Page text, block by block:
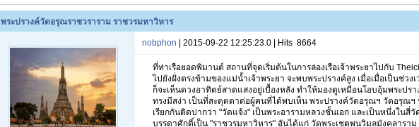
พระปรางค์วัดอรุณราชวราราม ราชวรมหาวิหาร
nobphon | 2015-09-22 12:25:23.0 | Hits 8664
ที่ท่าเรือยอดพิมานต์ สถานที่จุดเริ่มต้นในการล่องเรือเจ้าพระยาไปกับ
ไปยังฝั่งตรงข้ามของแม่น้ำเจ้าพระยา จะพบพระปรางค์สูง เมื่อเมื่อเป็นช่วง
ก็จะเห็นดวงอาทิตย์สาดแสงอยู่เบื้องหลัง ทำให้มองดูเหมือนโอบอุ้มพระปรา
ทรงมีสง่า เป็นที่สะดุดตาต่อผู้คนที่ได้พบเห็น พระปรางค์วัดอรุณฯ วัดอรุณฯ
เรียกกันติดปากว่า "วัดแจ้ง" เป็นพระอารามหลวงชั้นเอก และเป็นหนึ่งในสี่วั
บรรดาศักดิ์เป็น "ราชวรมหาวิหาร" อันได้แก่ วัดพระเชตุพนวิมลมังคลารา